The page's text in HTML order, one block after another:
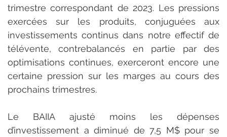
trimestre correspondant de 2023. Les pressions
exercées sur les produits, conjuguées aux
investissements continus dans notre effectif de
télévente, contrebalancés en partie par des
optimisations continues, exerceront encore une
certaine pression sur les marges au cours des
prochains trimestres.
Le BAIIA ajusté moins les dépenses
d’investissement a diminué de 7,5 M$ pour se